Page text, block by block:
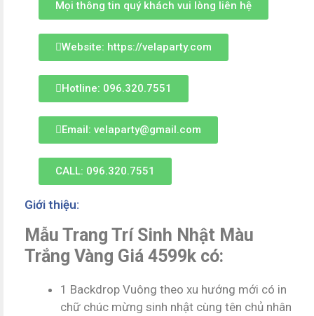
Mọi thông tin quý khách vui lòng liên hệ
Website: https://velaparty.com
Hotline: 096.320.7551
Email: velaparty@gmail.com
CALL: 096.320.7551
Giới thiệu:
Mẫu Trang Trí Sinh Nhật Màu
Trắng Vàng Giá 4599k có:
1 Backdrop Vuông theo xu hướng mới có in
chữ chúc mừng sinh nhật cùng tên chủ nhân